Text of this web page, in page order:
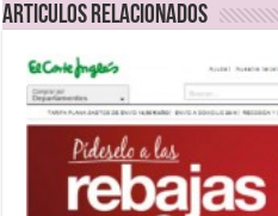
Articulos relacionados